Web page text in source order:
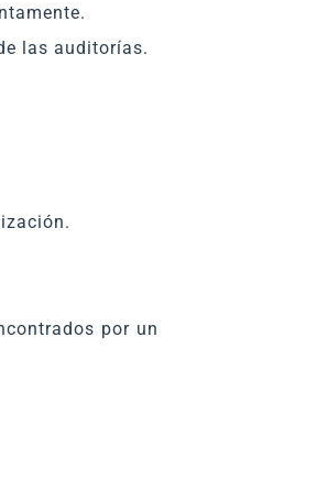
las auditorías.
por un